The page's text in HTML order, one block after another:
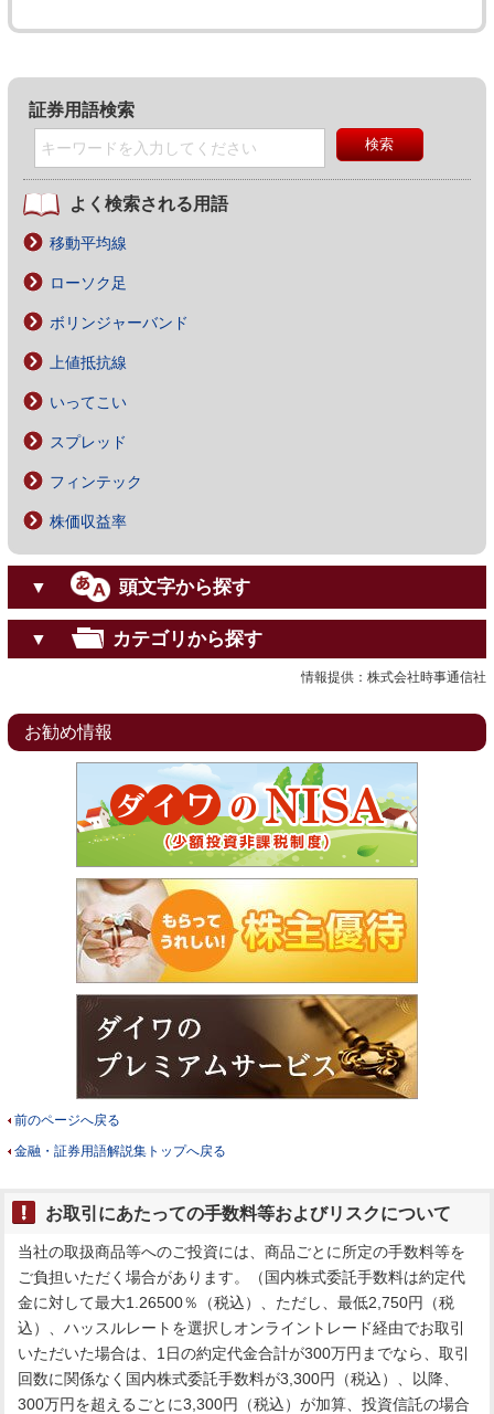
証券用語検索
よく検索される用語
移動平均線
ローソク足
ボリンジャーバンド
上値抵抗線
いってこい
スプレッド
フィンテック
株価収益率
▼ 頭文字から探す
▼ カテゴリから探す
情報提供：株式会社時事通信社
お勧め情報
前のページへ戻る
金融・証券用語解説集トップへ戻る
お取引にあたっての手数料等およびリスクについて
当社の取扱商品等へのご投資には、商品ごとに所定の手数料等を
ご負担いただく場合があります。（国内株式委託手数料は約定代
金に対して最大1.26500％（税込）、ただし、最低2,750円（税
込）、ハッスルレートを選択しオンライントレード経由でお取引
いただいた場合は、1日の約定代金合計が300万円までなら、取引
回数に関係なく国内株式委託手数料が3,300円（税込）、以降、
300万円を超えるごとに3,300円（税込）が加算、投資信託の場合